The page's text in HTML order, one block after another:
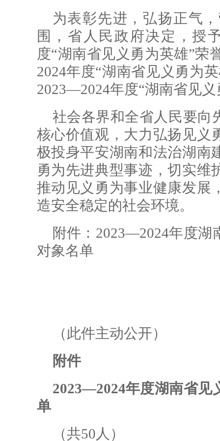
为表彰先进，弘扬正气
围，省人民政府决定，授
度“湖南省见义勇为英雄”荣
2024年度“湖南省见义勇为
2023—2024年度“湖南省见
社会各界和全省人民要向
核心价值观，大力弘扬见义
极投身平安湖南和法治湖南
勇为先进典型事迹，切实维
推动见义勇为事业健康发展
造安全稳定的社会环境。
附件：2023—2024年度湖
对象名单
（此件主动公开）
附件
2023—2024年度湖南省见
单
（共50人）